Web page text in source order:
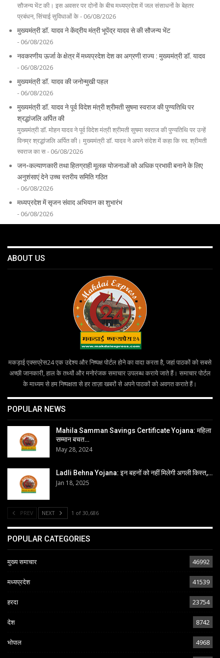
सौजन्य भेंट की। इस अवसर पर दोनों के बीच मध्यप्रदेश में जल संसाधनों के बेहतर
प्रबंधन, सिंचाई सुविधाओं के - 06/08/2026
मुख्यमंत्री डॉ. यादव ने केंद्रीय मंत्री भूपेंद्र यादव से की सौजन्य भेंट
- 06/08/2026
नवकरणीय ऊर्जा के क्षेत्र में मध्यप्रदेश देश का अग्रणी राज्य : मुख्यमंत्री डॉ. यादव
- 06/08/2026
मुख्यमंत्री डॉ. यादव की जनोन्मुखी पहल
- 06/08/2026
मुख्यमंत्री डॉ. यादव ने पूर्व विदेश मंत्री श्रीमती सुषमा स्वराज की पुण्यतिथि पर
श्रद्धांजलि अर्पित की
मुख्यमंत्री डॉ. मोहन यादव ने पूर्व विदेश मंत्री श्रीमती सुषमा स्वराज की पुण्यतिथि पर उन्हें
विनम्र श्रद्धांजलि अर्पित की। मुख्यमंत्री डॉ. यादव ने अपने संदेश में कहा कि स्व. श्रीमती
स्वराज का स - 06/08/2026
जन-कल्याणकारी तथा हितग्राही मूलक योजनाओं को अधिक प्रभावी बनाने के लिए
अनुशंसाएं देने उच्च स्तरीय समिति गठित
- 06/08/2026
मध्यप्रदेश में सृजन संवाद अभियान का शुभारंभ
- 06/08/2026
ABOUT US
मकड़ाई एक्सप्रेस24 एक उद्देश्य और निष्पक्ष पोर्टल होने का वादा करता है, जहां पाठकों को सबसे
अच्छी जानकारी, हाल के तथ्यों और मनोरंजक समाचार उपलब्ध कराये जाते हैं। समाचार पोर्टल
के माध्यम से हम निष्पक्षता से हर ताज़ा खबरों से अपने पाठकों को अवगत कराते हैं।
POPULAR NEWS
Mahila Samman Savings Certificate Yojana: महिला
सम्मान बचत…
May 28, 2024
Ladli Behna Yojana: इन बहनों को नहीं मिलेगी अगली किस्त,…
Jan 18, 2025
PREV NEXT 1 of 30,686
POPULAR CATEGORIES
मुख्य समाचार 46992
मध्यप्रदेश 41539
हरदा 23754
देश 8742
भोपाल 4968